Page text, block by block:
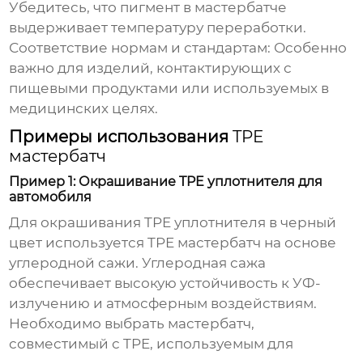
Убедитесь, что пигмент в мастербатче
выдерживает температуру переработки.
Соответствие нормам и стандартам: Особенно
важно для изделий, контактирующих с
пищевыми продуктами или используемых в
медицинских целях.
Примеры использованияTPE
мастербатч
Пример 1: Окрашивание TPE уплотнителя для
автомобиля
Для окрашивания TPE уплотнителя в черный
цвет используетсяTPE мастербатч на основе
углеродной сажи. Углеродная сажа
обеспечивает высокую устойчивость к УФ-
излучению и атмосферным воздействиям.
Необходимо выбрать мастербатч,
совместимый с TPE, используемым для